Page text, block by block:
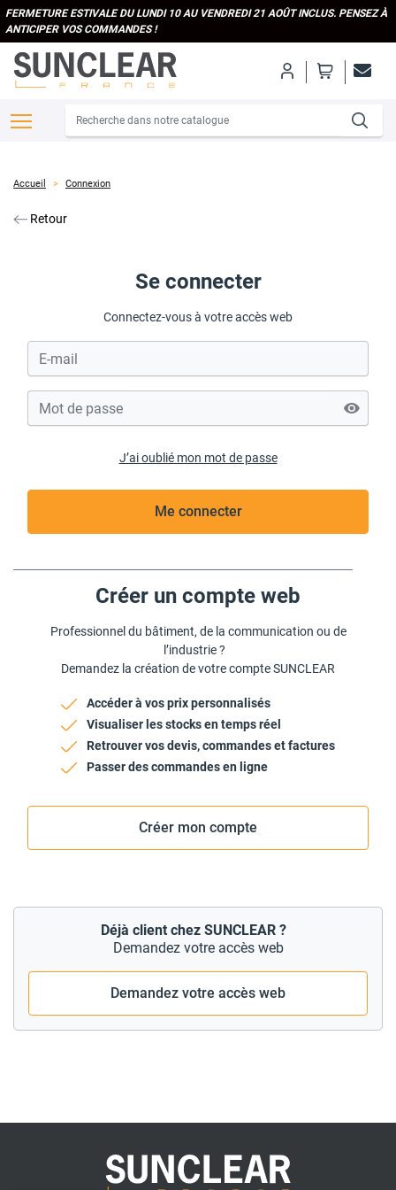
FERMETURE ESTIVALE DU LUNDI 10 AU VENDREDI 21 AOÛT INCLUS. PENSEZ À
ANTICIPER VOS COMMANDES !
Accueil Connexion
Retour
Se connecter
Connectez-vous à votre accès web
J’ai oublié mon mot de passe
Me connecter
Créer un compte web
Professionnel du bâtiment, de la communication ou de
l’industrie ?
Demandez la création de votre compte SUNCLEAR
Accéder à vos prix personnalisés
Visualiser les stocks en temps réel
Retrouver vos devis, commandes et factures
Passer des commandes en ligne
Créer mon compte
Déjà client chez SUNCLEAR ?
Demandez votre accès web
Demandez votre accès web